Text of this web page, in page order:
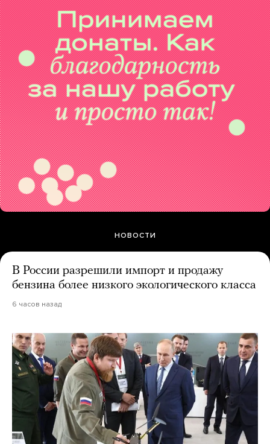
НОВОСТИ
В России разрешили импорт и продажу
бензина более низкого экологического класса
6 часов назад